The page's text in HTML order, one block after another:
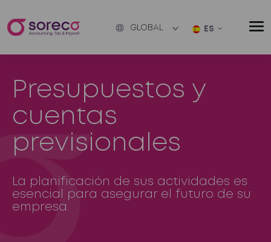
GLOBAL ES
Presupuestos y
cuentas
previsionales
La planificación de sus actividades es
esencial para asegurar el futuro de su
empresa.